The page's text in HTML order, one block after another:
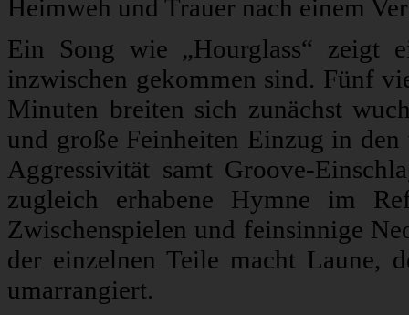
Heimweh und Trauer nach einem
Ein Song wie „Hourglass“ zeigt
inzwischen gekommen sind. Fünf
Minuten breiten sich zunächst
und große Feinheiten Einzug in
Aggressivität samt Groove-
zugleich erhabene Hymne im
Zwischenspielen und feinsinnige
der einzelnen Teile macht Laune,
umarrangiert.